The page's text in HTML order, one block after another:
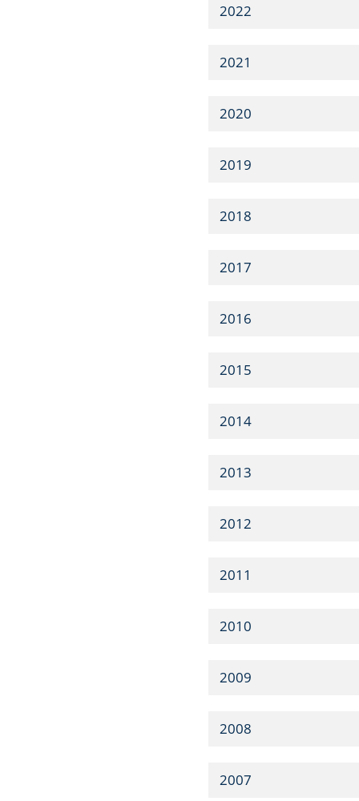
2022
2021
2020
2019
2018
2017
2016
2015
2014
2013
2012
2011
2010
2009
2008
2007